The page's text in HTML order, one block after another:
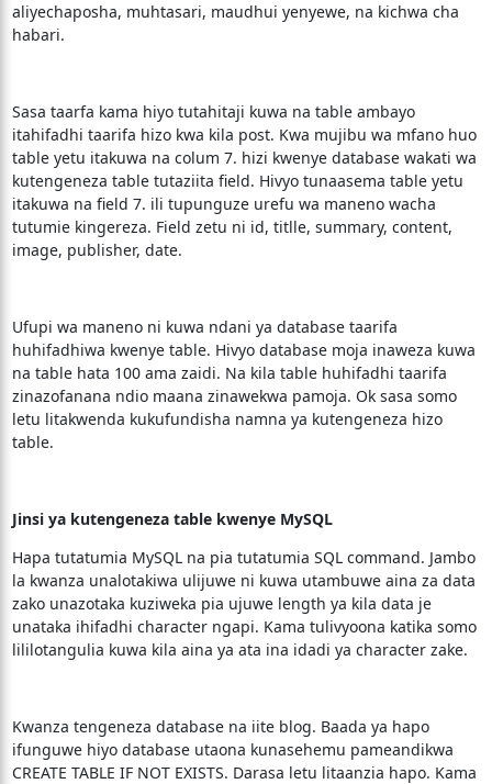
aliyechaposha, muhtasari, maudhui yenyewe, na kichwa cha
habari.
Sasa taarfa kama hiyo tutahitaji kuwa na table ambayo
itahifadhi taarifa hizo kwa kila post. Kwa mujibu wa mfano huo
table yetu itakuwa na colum 7. hizi kwenye database wakati wa
kutengeneza table tutaziita field. Hivyo tunaasema table yetu
itakuwa na field 7. ili tupunguze urefu wa maneno wacha
tutumie kingereza. Field zetu ni id, titlle, summary, content,
image, publisher, date.
Ufupi wa maneno ni kuwa ndani ya database taarifa
huhifadhiwa kwenye table. Hivyo database moja inaweza kuwa
na table hata 100 ama zaidi. Na kila table huhifadhi taarifa
zinazofanana ndio maana zinawekwa pamoja. Ok sasa somo
letu litakwenda kukufundisha namna ya kutengeneza hizo
table.
Jinsi ya kutengeneza table kwenye MySQL
Hapa tutatumia MySQL na pia tutatumia SQL command. Jambo
la kwanza unalotakiwa ulijuwe ni kuwa utambuwe aina za data
zako unazotaka kuziweka pia ujuwe length ya kila data je
unataka ihifadhi character ngapi. Kama tulivyoona katika somo
lililotangulia kuwa kila aina ya ata ina idadi ya character zake.
Kwanza tengeneza database na iite blog. Baada ya hapo
ifunguwe hiyo database utaona kunasehemu pameandikwa
CREATE TABLE IF NOT EXISTS. Darasa letu litaanzia hapo. Kama